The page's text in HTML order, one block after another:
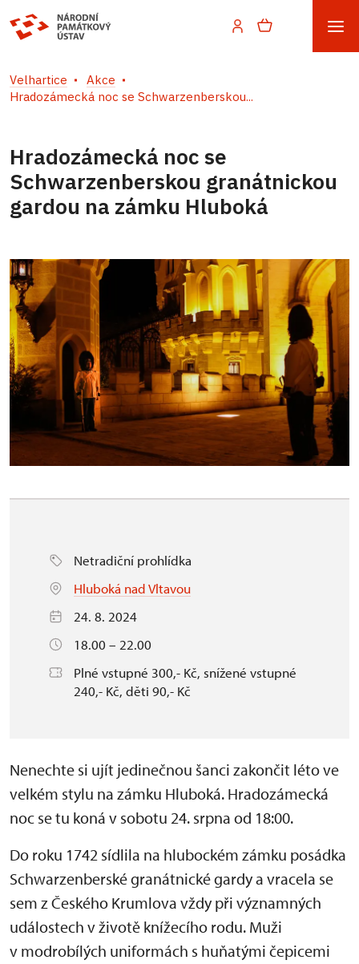
Velhartice
Akce
Hradozámecká noc se Schwarzenberskou...
Hradozámecká noc se
Schwarzenberskou granátnickou
gardou na zámku Hluboká
Netradiční prohlídka
Hluboká nad Vltavou
24. 8. 2024
18.00 – 22.00
Plné vstupné 300,- Kč, snížené vstupné
240,- Kč, děti 90,- Kč
Nenechte si ujít jedinečnou šanci zakončit léto ve
velkém stylu na zámku Hluboká. Hradozámecká
noc se tu koná v sobotu 24. srpna od 18:00.
Do roku 1742 sídlila na hlubockém zámku posádka
Schwarzenberské granátnické gardy a vracela se
sem z Českého Krumlova vždy při významných
událostech v životě knížecího rodu. Muži
v modrobílých uniformách s huňatými čepicemi